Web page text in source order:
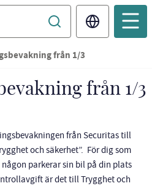
Translate
från 1/3
från 1/3
från Securitas till
och säkerhet”. För dig som
parkerar sin bil på din plats
är det till Trygghet och